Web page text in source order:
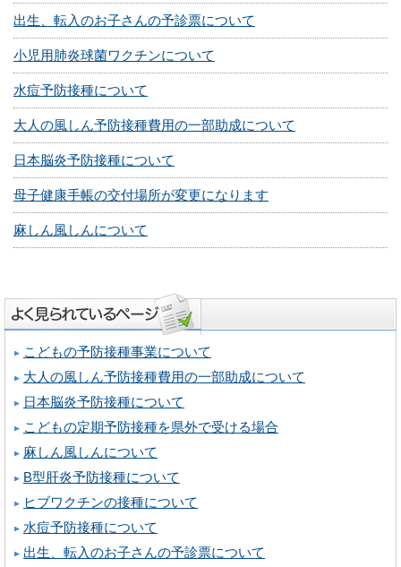
出生、転入のお子さんの予診票について
小児用肺炎球菌ワクチンについて
水痘予防接種について
大人の風しん予防接種費用の一部助成について
日本脳炎予防接種について
母子健康手帳の交付場所が変更になります
麻しん風しんについて
こどもの予防接種事業について
大人の風しん予防接種費用の一部助成について
日本脳炎予防接種について
こどもの定期予防接種を県外で受ける場合
麻しん風しんについて
B型肝炎予防接種について
ヒブワクチンの接種について
水痘予防接種について
出生、転入のお子さんの予診票について